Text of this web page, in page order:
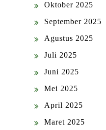
Oktober 2025
September 2025
Agustus 2025
Juli 2025
Juni 2025
Mei 2025
April 2025
Maret 2025